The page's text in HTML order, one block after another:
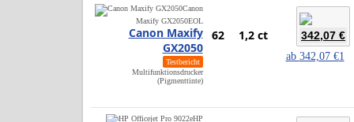
Canon
Maxify GX2050EOL
Canon Maxify
GX2050
Testbericht
Multifunktionsdrucker
(Pigmenttinte)
62 1,2 ct 342,07 €
ab 342,07 €1
HP